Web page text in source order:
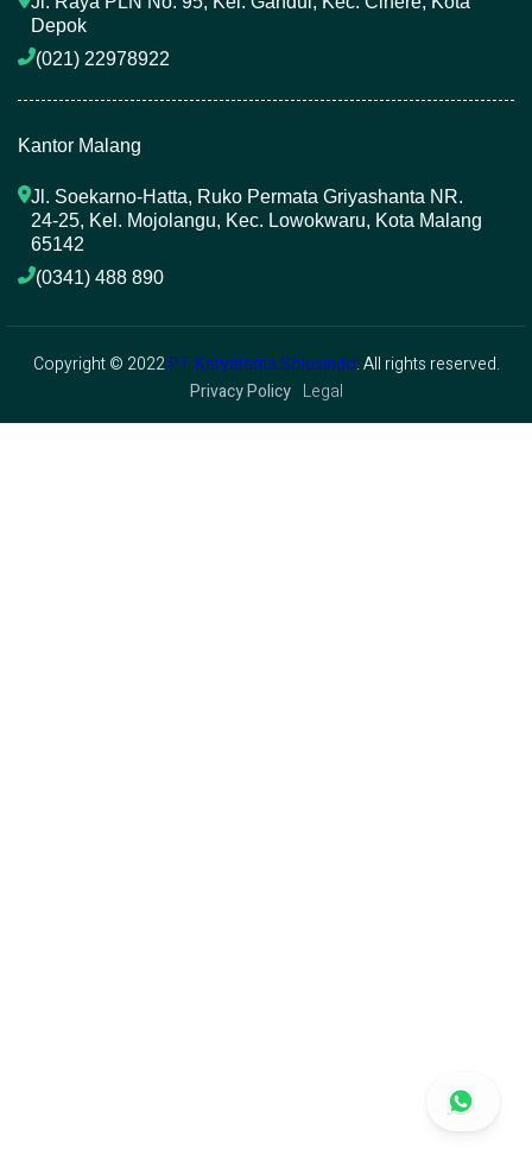
Depok
(021) 22978922
Kantor Malang
Jl. Soekarno-Hatta, Ruko Permata Griyashanta NR.
24-25, Kel. Mojolangu, Kec. Lowokwaru, Kota Malang
65142
(0341) 488 890
Copyright © 2022PT. Karyatama Solusindo. All rights reserved.
Privacy Policy Legal